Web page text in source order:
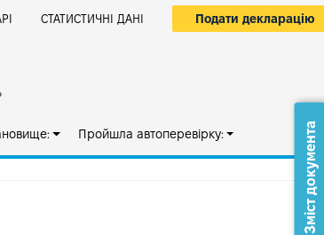
СТАТИСТИЧНІ ДАНІ Подати декларацію
Пройшла автоперевірку: Зміст документа